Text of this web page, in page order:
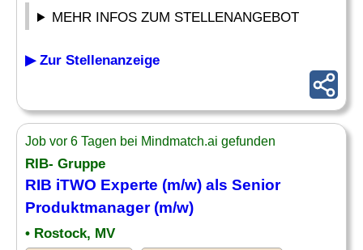
MEHR INFOS ZUM STELLENANGEBOT
▶ Zur Stellenanzeige
Job vor 6 Tagen bei Mindmatch.ai gefunden
RIB- Gruppe
RIB iTWO Experte (m/w) als Senior
Produktmanager (m/w)
• Rostock, MV